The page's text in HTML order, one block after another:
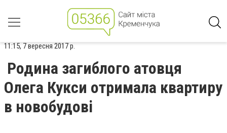
11:15, 7 вересня 2017 р.
Родина загиблого атовця
Олега Кукси отримала квартиру
в новобудові